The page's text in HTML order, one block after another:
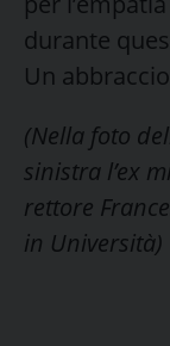
durante
Un
(Nella foto
sinistra l’ex
rettore
in Università)